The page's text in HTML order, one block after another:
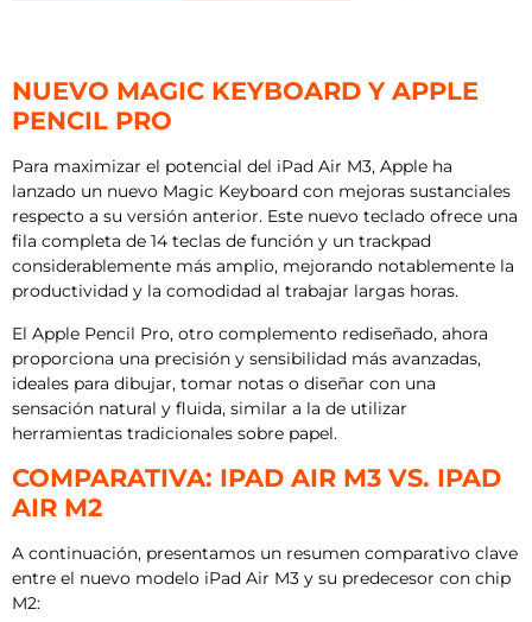
NUEVO MAGIC KEYBOARD Y APPLE
PENCIL PRO
Para maximizar el potencial del iPad Air M3, Apple ha
lanzado un nuevo Magic Keyboard con mejoras sustanciales
respecto a su versión anterior. Este nuevo teclado ofrece una
fila completa de 14 teclas de función y un trackpad
considerablemente más amplio, mejorando notablemente la
productividad y la comodidad al trabajar largas horas.
El Apple Pencil Pro, otro complemento rediseñado, ahora
proporciona una precisión y sensibilidad más avanzadas,
ideales para dibujar, tomar notas o diseñar con una
sensación natural y fluida, similar a la de utilizar
herramientas tradicionales sobre papel.
COMPARATIVA: IPAD AIR M3 VS. IPAD
AIR M2
A continuación, presentamos un resumen comparativo clave
entre el nuevo modelo iPad Air M3 y su predecesor con chip
M2: